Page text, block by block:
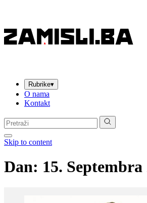
Rubrike▾
O nama
Kontakt
Pretraga:
Skip to content
Dan: 15. Septembra